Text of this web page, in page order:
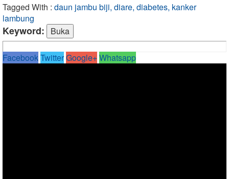
Tagged With : daun jambu biji, diare, diabetes, kanker
lambung
Keyword:
FacebookTwitterGoogle+Whatsapp